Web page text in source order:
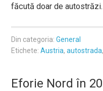
făcută doar de
Din categoria:General
Etichete:Austria,autostrada
Eforie Nord în